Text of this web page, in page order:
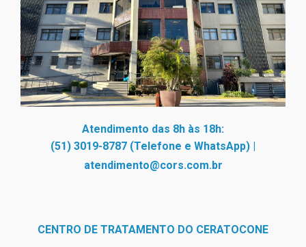
Atendimento das 8h às 18h:
(51) 3019-8787 (Telefone e WhatsApp) |
atendimento@cors.com.br
CENTRO DE TRATAMENTO DO CERATOCONE